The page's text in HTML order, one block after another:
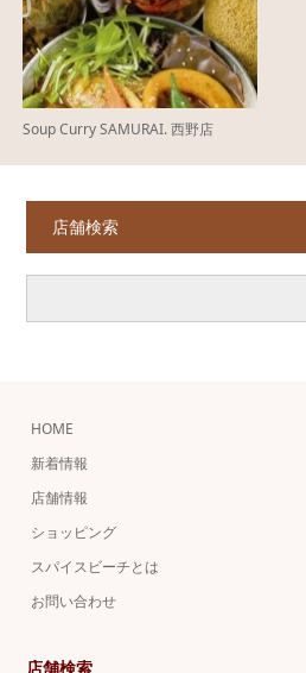
Soup Curry SAMURAI. 西野店
店舗検索
HOME
新着情報
店舗情報
ショッピング
スパイスビーチとは
お問い合わせ
店舗検索